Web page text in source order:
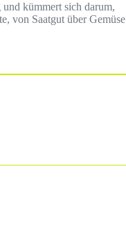
kümmert sich darum,
von Saatgut über Gemüse